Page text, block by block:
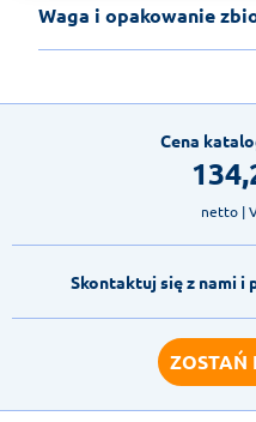
Waga i opakowanie
Cena
netto |
Skontaktuj się z nami i
ZOSTAŃ